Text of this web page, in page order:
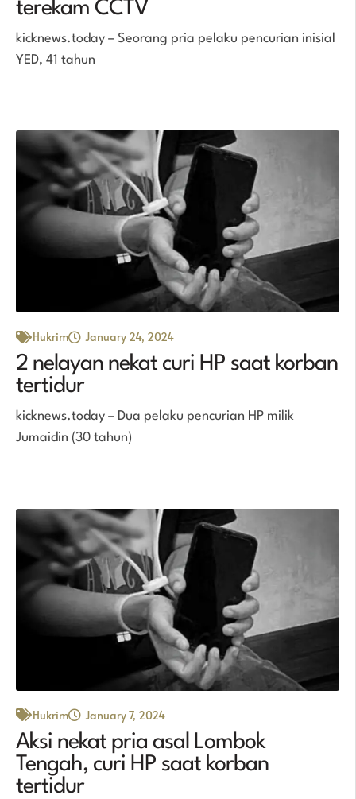
terekam CCTV
kicknews.today – Seorang pria pelaku pencurian inisial
YED, 41 tahun
Hukrim January 24, 2024
2 nelayan nekat curi HP saat korban
tertidur
kicknews.today – Dua pelaku pencurian HP milik
Jumaidin (30 tahun)
Hukrim January 7, 2024
Aksi nekat pria asal Lombok
Tengah, curi HP saat korban
tertidur